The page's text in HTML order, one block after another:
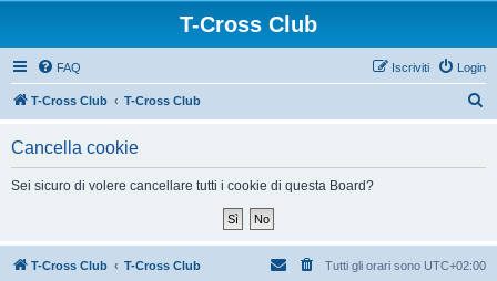
T-Cross Club
FAQ Login
Iscriviti
T-Cross Club T-Cross Club
Cancella cookie
Sei sicuro di volere cancellare tutti i cookie di questa Board?
T-Cross Club T-Cross Club Tutti gli orari sono UTC+02:00